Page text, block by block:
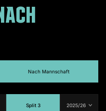
nach Mannschaft
Split 3